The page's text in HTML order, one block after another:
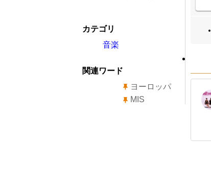
カテゴリ
音楽
関連ワード
ヨーロッパ
MIS